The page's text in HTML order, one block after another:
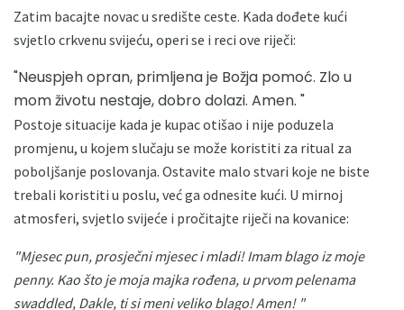
Zatim bacajte novac u središte ceste. Kada dođete kući
svjetlo crkvenu svijeću, operi se i reci ove riječi:
"Neuspjeh opran, primljena je Božja pomoć. Zlo u
mom životu nestaje, dobro dolazi. Amen. "
Postoje situacije kada je kupac otišao i nije poduzela
promjenu, u kojem slučaju se može koristiti za ritual za
poboljšanje poslovanja. Ostavite malo stvari koje ne biste
trebali koristiti u poslu, već ga odnesite kući. U mirnoj
atmosferi, svjetlo svijeće i pročitajte riječi na kovanice:
"Mjesec pun, prosječni mjesec i mladi! Imam blago iz moje
penny. Kao što je moja majka rođena, u prvom pelenama
swaddled, Dakle, ti si meni veliko blago!Amen! "